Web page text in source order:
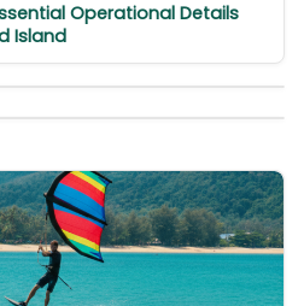
Operational Details
Island